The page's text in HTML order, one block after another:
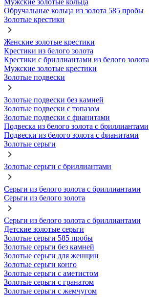
Мужские золотые кольца
Обручальные кольца из золота 585 пробы
Золотые крестики
Женские золотые крестики
Крестики из белого золота
Крестики с бриллиантами из белого золота
Мужские золотые крестики
Золотые подвески
Золотые подвески без камней
Золотые подвески с топазом
Золотые подвески с фианитами
Подвеска из белого золота с бриллиантами
Подвески из белого золота с фианитами
Золотые серьги
Золотые серьги с бриллиантами
Серьги из белого золота с бриллиантами
Серьги из белого золота
Серьги из белого золота с бриллиантами
Детские золотые серьги
Золотые серьги 585 пробы
Золотые серьги без камней
Золотые серьги для женщин
Золотые серьги конго
Золотые серьги с аметистом
Золотые серьги с гранатом
Золотые серьги с жемчугом